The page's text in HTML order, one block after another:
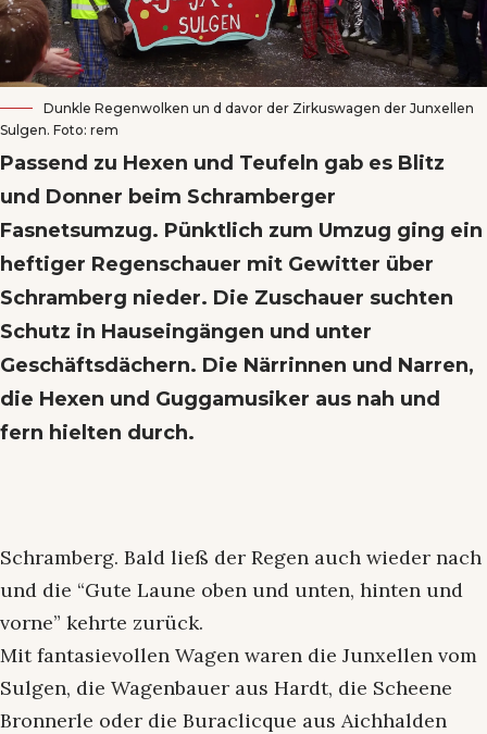
Dunkle Regenwolken un d davor der Zirkuswagen der Junxellen
Sulgen. Foto: rem
Passend zu Hexen und Teufeln gab es Blitz
und Donner beim Schramberger
Fasnetsumzug. Pünktlich zum Umzug ging ein
heftiger Regenschauer mit Gewitter über
Schramberg nieder. Die Zuschauer suchten
Schutz in Hauseingängen und unter
Geschäftsdächern. Die Närrinnen und Narren,
die Hexen und Guggamusiker aus nah und
fern hielten durch.
Schramberg. Bald ließ der Regen auch wieder nach
und die “Gute Laune oben und unten, hinten und
vorne” kehrte zurück.
Mit fantasievollen Wagen waren die Junxellen vom
Sulgen, die Wagenbauer aus Hardt, die Scheene
Bronnerle oder die Buraclicque aus Aichhalden